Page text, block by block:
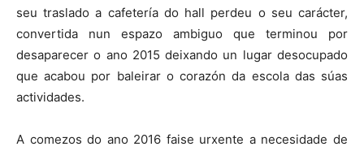
seu traslado a cafetería do hall perdeu o seu carácter,
convertida nun espazo ambiguo que terminou por
desaparecer o ano 2015 deixando un lugar desocupado
que acabou por baleirar o corazón da escola das súas
actividades.
A comezos do ano 2016 faise urxente a necesidade de